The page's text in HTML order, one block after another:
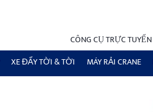
CÔNG CỤ TRỰC TUYẾN
XE ĐẨY TỜI & TỜI MÁY RẢI CRANE